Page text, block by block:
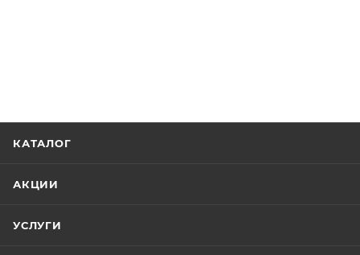
КАТАЛОГ
АКЦИИ
УСЛУГИ